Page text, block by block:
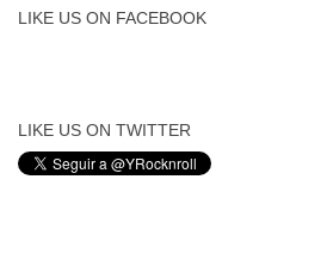
LIKE US ON FACEBOOK
LIKE US ON TWITTER